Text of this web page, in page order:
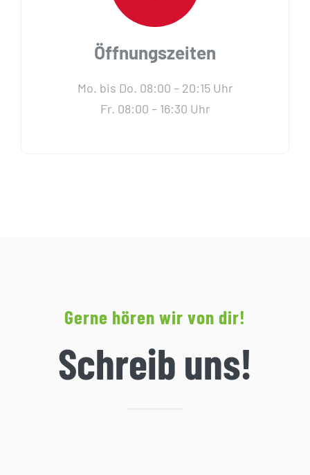
Öffnungszeiten
Mo. bis Do. 08:00 – 20:15 Uhr
Fr. 08:00 – 16:30 Uhr
Gerne hören wir von dir!
Schreib uns!